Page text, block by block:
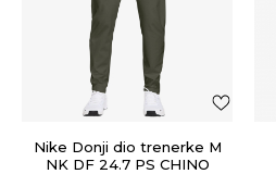
Nike Donji dio trenerke M
NK DF 24.7 PS CHINO